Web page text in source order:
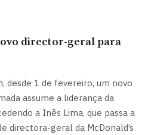
director-geral para
desde 1 de fevereiro, um novo
assume a liderança da
a Inês Lima, que passa a
directora-geral da McDonald’s